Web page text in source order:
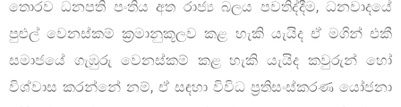
තොරව ධනපති පංතිය අත රාජ්‍ය බලය පවතිද්දීම, ධනවාදයේ
පුළුල් වෙනස්කම් ක්‍රමානුකූලව කළ හැකි යැයිද ඒ මගින් එකී
සමාජයේ ගැඹුරු වෙනස්කම් කළ හැකි යැයිද කවුරුන් හෝ
විශ්වාස කරන්නේ නම්, ඒ සඳහා විවිධ ප්‍රතිසංස්කරණ යෝජනා